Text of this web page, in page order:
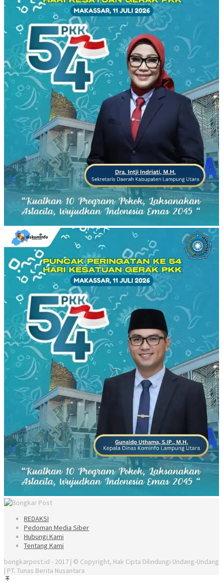
REDAKSI
Pedoman Media Siber
Hubungi Kami
Tentang Kami
bongkarpost.id - 2017 | © Copyright, Hak Cipta Dilindungi Undang-Undang
| PT. Tunas Berita Nusantara